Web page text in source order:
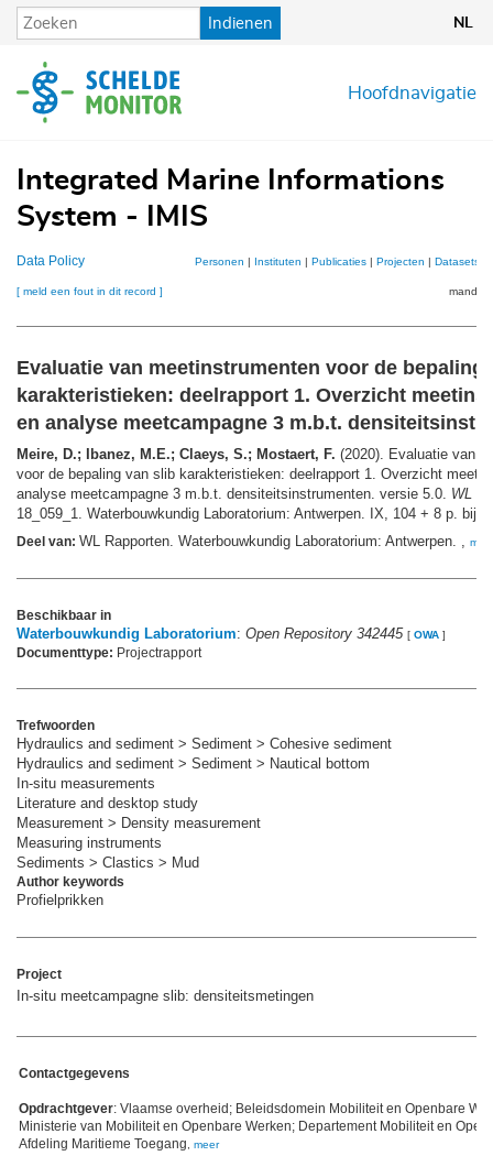
Overslaan
en
de
inhoud
Indienen NL
Hoofdnavigatie
Integrated Marine Informations
System - IMIS
Data Policy Personen | Instituten | Publicaties| Projecten | Datasets
[ meld een fout in dit record ] mandje
Evaluatie van meetinstrumenten voor de bepaling
karakteristieken: deelrapport 1. Overzicht
en analyse meetcampagne 3 m.b.t.
Meire, D.; Ibanez, M.E.; Claeys, S.; Mostaert, F. (2020). Evaluatie van
voor de bepaling van slib karakteristieken: deelrapport 1. Overzicht
analyse meetcampagne 3 m.b.t. densiteitsinstrumenten. versie 5.0. WL
18_059_1. Waterbouwkundig Laboratorium: Antwerpen. IX, 104 + 8 p. bijl.
Deel van: WL Rapporten. Waterbouwkundig Laboratorium: Antwerpen. ,
Beschikbaar in
Waterbouwkundig Laboratorium: Open Repository 342445 [ OWA ]
Documenttype: Projectrapport
Trefwoorden
Hydraulics and sediment > Sediment > Cohesive sediment
Hydraulics and sediment > Sediment > Nautical bottom
In-situ measurements
Literature and desktop study
Measurement > Density measurement
Measuring instruments
Sediments > Clastics > Mud
Author keywords
Profielprikken
Project
In-situ meetcampagne slib: densiteitsmetingen
Contactgegevens
Opdrachtgever: Vlaamse overheid; Beleidsdomein Mobiliteit en Openbare
Ministerie van Mobiliteit en Openbare Werken; Departement Mobiliteit en
Afdeling Maritieme Toegang
meer